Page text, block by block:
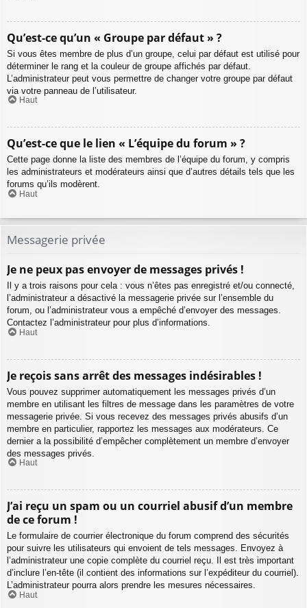
Qu’est-ce qu’un « Groupe par défaut » ?
Si vous êtes membre de plus d’un groupe, celui par défaut est utilisé pour
déterminer le rang et la couleur de groupe affichés par défaut.
L’administrateur peut vous permettre de changer votre groupe par défaut
via votre panneau de l’utilisateur.
Haut
Qu’est-ce que le lien « L’équipe du forum » ?
Cette page donne la liste des membres de l’équipe du forum, y compris
les administrateurs et modérateurs ainsi que d’autres détails tels que les
forums qu’ils modèrent.
Haut
Messagerie privée
Je ne peux pas envoyer de messages privés !
Il y a trois raisons pour cela : vous n’êtes pas enregistré et/ou connecté,
l’administrateur a désactivé la messagerie privée sur l’ensemble du
forum, ou l’administrateur vous a empêché d’envoyer des messages.
Contactez l’administrateur pour plus d’informations.
Haut
Je reçois sans arrêt des messages indésirables !
Vous pouvez supprimer automatiquement les messages privés d’un
membre en utilisant les filtres de message dans les paramètres de votre
messagerie privée. Si vous recevez des messages privés abusifs d’un
membre en particulier, rapportez les messages aux modérateurs. Ce
dernier a la possibilité d’empêcher complètement un membre d’envoyer
des messages privés.
Haut
J’ai reçu un spam ou un courriel abusif d’un membre
de ce forum !
Le formulaire de courrier électronique du forum comprend des sécurités
pour suivre les utilisateurs qui envoient de tels messages. Envoyez à
l’administrateur une copie complète du courriel reçu. Il est très important
d’inclure l’en-tête (il contient des informations sur l’expéditeur du courriel).
L’administrateur pourra alors prendre les mesures nécessaires.
Haut